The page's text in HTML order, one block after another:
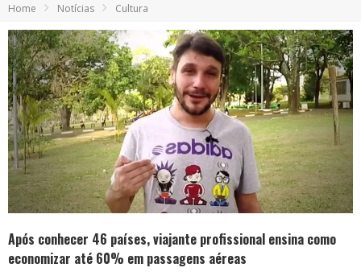
Cidade Junina se consolida como vitrine estratégica para grandes marcas e se despede com Xand Avião e Mari Fernandez
Designer mineira lança jogo educativo sobre coleta seletiva na maior feira de jogos de tabuleiro da América Latina
Home Notícias Cultura
Após conhecer 46 países, viajante profissional ensina como
economizar até 60% em passagens aéreas